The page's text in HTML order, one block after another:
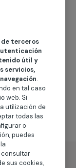
una solución
Un
elservicio
por ejemplo el
las
obra que hará
terceros
útil y
servicios,
.
en tal caso
web. Si
utilización de
todas las
o
puedes
consultar
sus cookies,